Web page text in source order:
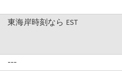
東海岸時刻なら EST
---